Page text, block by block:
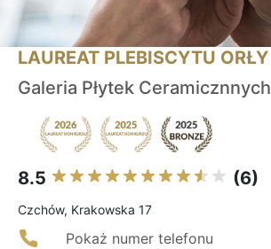
LAUREAT PLEBISCYTU ORŁY
Galeria Płytek Ceramicznnych
8.5 (6)
Czchów, Krakowska 17
Pokaż numer telefonu